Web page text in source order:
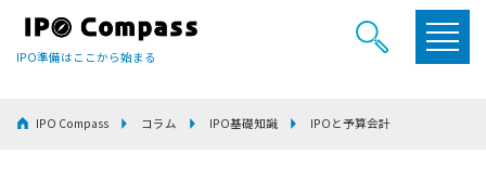
IPO準備はここから始まる
IPO Compass コラム IPO基礎知識 IPOと予算会計